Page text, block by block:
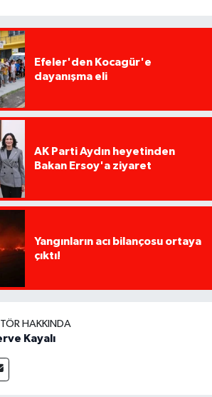
Efeler'den Kocagür'e
dayanışma eli
AK Parti Aydın heyetinden
Bakan Ersoy'a ziyaret
Yangınların acı bilançosu ortaya
çıktı!
HAKKINDA
Kayalı